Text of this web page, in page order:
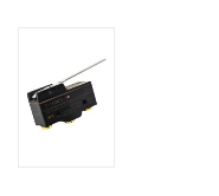
Verspaanbaar materiaal |